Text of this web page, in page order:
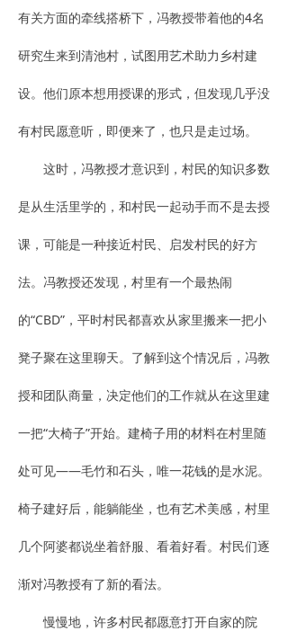
有关方面的牵线搭桥下，冯教授带着他的4名
研究生来到清池村，试图用艺术助力乡村建
设。他们原本想用授课的形式，但发现几乎没
有村民愿意听，即便来了，也只是走过场。
这时，冯教授才意识到，村民的知识多数
是从生活里学的，和村民一起动手而不是去授
课，可能是一种接近村民、启发村民的好方
法。冯教授还发现，村里有一个最热闹
的“CBD”，平时村民都喜欢从家里搬来一把小
凳子聚在这里聊天。了解到这个情况后，冯教
授和团队商量，决定他们的工作就从在这里建
一把“大椅子”开始。建椅子用的材料在村里随
处可见——毛竹和石头，唯一花钱的是水泥。
椅子建好后，能躺能坐，也有艺术美感，村里
几个阿婆都说坐着舒服、看着好看。村民们逐
渐对冯教授有了新的看法。
慢慢地，许多村民都愿意打开自家的院